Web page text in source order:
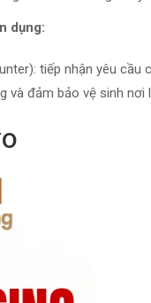
tiếp nhận yêu cầu
và đảm bảo vệ sinh nơi